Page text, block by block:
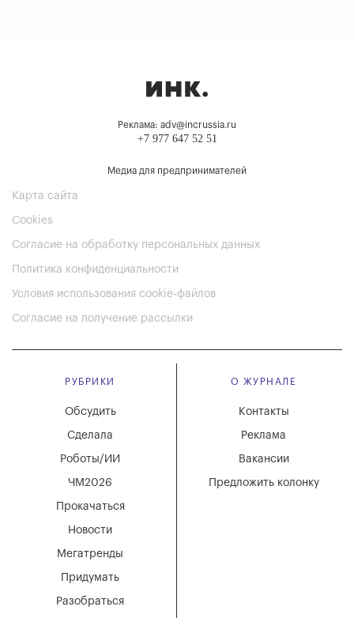
Реклама: adv@incrussia.ru
+7 977 647 52 51
Медиа для предпринимателей
Карта сайта
Cookies
Согласие на обработку персональных данных
Политика конфиденциальности
Условия использования cookie-файлов
Согласие на получение рассылки
РУБРИКИ
Мегатренды
Придумать
Разобраться
Новости
Обсудить
Сделала
Роботы/ИИ
ЧМ2026
Прокачаться
О ЖУРНАЛЕ
Вакансии
Реклама
Контакты
Предложить колонку